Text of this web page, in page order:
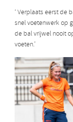
‘ Verplaats eerst de
snel voetenwerk op
de bal vrijwel nooit
voeten.’